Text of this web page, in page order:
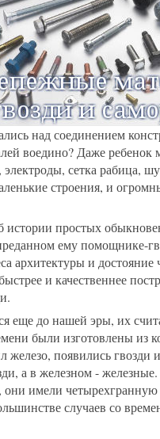
над соединением
воедино? Даже ребенок
электроды, сетка рабица,
строения, и
истории простых
ему помощнике-
архитектуры и достояние
и качественнее
еще до нашей эры, их
были изготовлены из
железо, появились гвозди
а в железном -
они имели
случаев со